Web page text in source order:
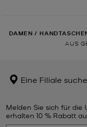
DAMEN /
AUS
Eine Filiale
Melden Sie sich für die
erhalten 10 % Rabatt